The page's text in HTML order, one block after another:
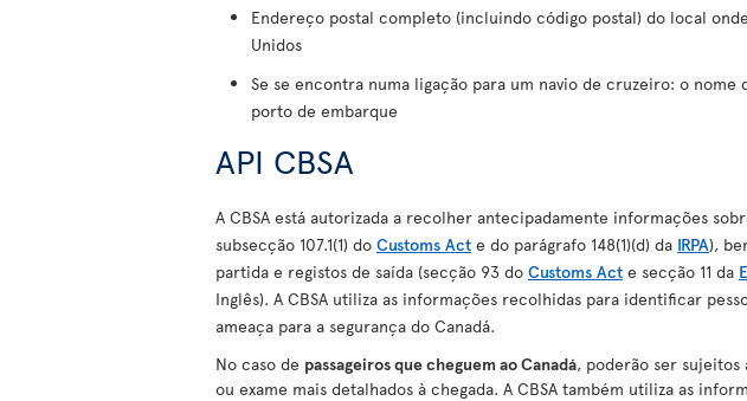
Endereço postal completo (incluindo código postal) do local
Unidos
Se se encontra numa ligação para um navio de cruzeiro: o nome
porto de embarque
API CBSA
A CBSA está autorizada a recolher antecipadamente informações
subsecção 107.1(1) do Customs Act e do parágrafo 148(1)(d) da IRPA),
partida e registos de saída (secção 93 do Customs Act e secção 11 da
Inglês). A CBSA utiliza as informações recolhidas para identificar
ameaça para a segurança do Canadá.
No caso de passageiros que cheguem ao Canadá, poderão ser
ou exame mais detalhados à chegada. A CBSA também utiliza as